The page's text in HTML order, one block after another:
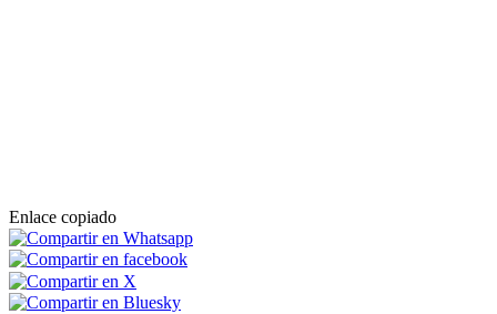
Enlace copiado